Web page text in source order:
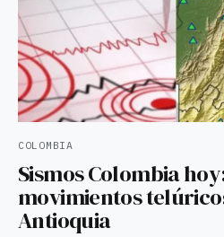
COLOMBIA
Sismos Colombia
movimientos
Antioquia